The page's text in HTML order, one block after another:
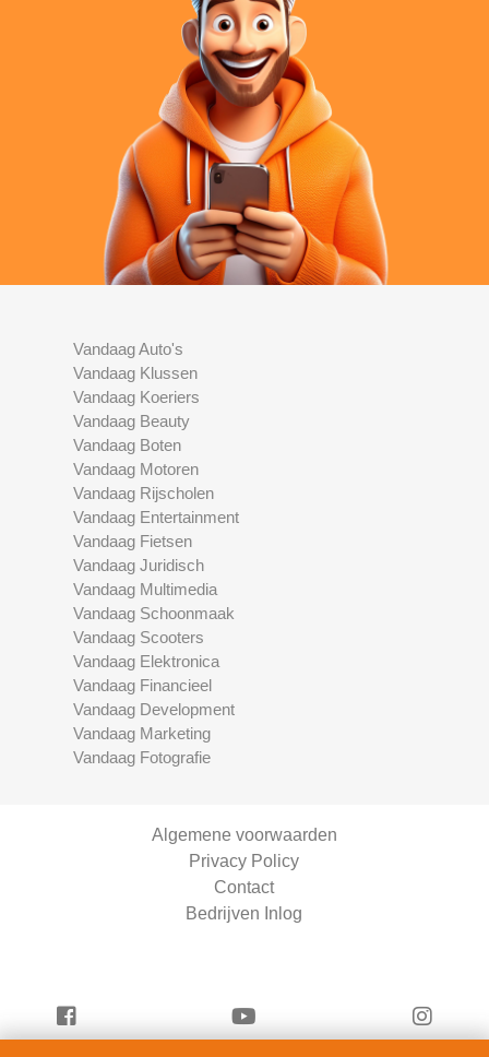
Vandaag Auto's
Vandaag Klussen
Vandaag Koeriers
Vandaag Beauty
Vandaag Boten
Vandaag Motoren
Vandaag Rijscholen
Vandaag Entertainment
Vandaag Fietsen
Vandaag Juridisch
Vandaag Multimedia
Vandaag Schoonmaak
Vandaag Scooters
Vandaag Elektronica
Vandaag Financieel
Vandaag Development
Vandaag Marketing
Vandaag Fotografie
Algemene voorwaarden
Privacy Policy
Contact
Bedrijven Inlog